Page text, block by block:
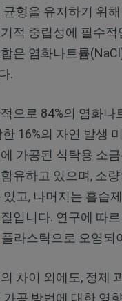
형을 유지하기 위
적 중립성에 필수적
은 염화나트륨
.
으로 84%의 염화나
16%의 자연 발생
가공된 식탁용 소
유하고 있으며, 소
고, 나머지는 흡습
입니다. 연구에 따
라스틱으로 오염되
차이 외에도, 정제
공 방법에 대한 영